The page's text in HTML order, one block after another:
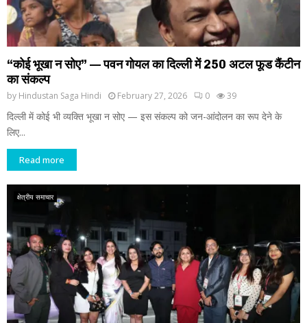
“कोई भूखा न सोए” — पवन गोयल का दिल्ली में 250 अटल फूड कैंटीन
का संकल्प
by Hindustan Saga Hindi February 27, 2026 0 39
दिल्ली में कोई भी व्यक्ति भूखा न सोए — इस संकल्प को जन-आंदोलन का रूप देने के
लिए...
Read more
क्षेत्रीय समाचार